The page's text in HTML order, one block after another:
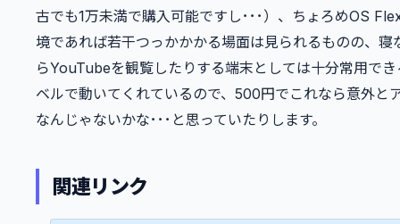
古でも1万未満で購入可能ですし･･･）、ちょろめOS
境であれば若干つっかかかる場面は見られるものの、寝
らYouTubeを観覧したりする端末としては十分常用でき
ベルで動いてくれているので、500円でこれなら意外と
なんじゃないかな･･･と思っていたりします。
関連リンク